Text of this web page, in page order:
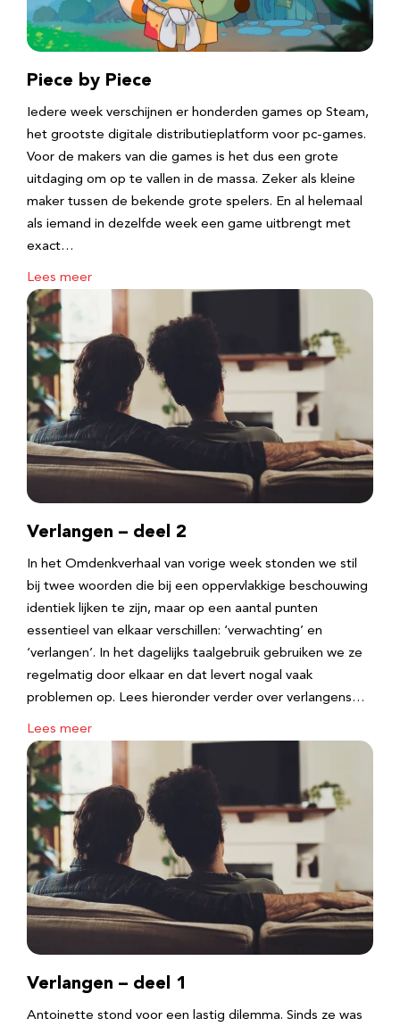
Piece by Piece
Iedere week verschijnen er honderden games op Steam,
het grootste digitale distributieplatform voor pc-games.
Voor de makers van die games is het dus een grote
uitdaging om op te vallen in de massa. Zeker als kleine
maker tussen de bekende grote spelers. En al helemaal
als iemand in dezelfde week een game uitbrengt met
exact…
Lees meer
Verlangen – deel 2
In het Omdenkverhaal van vorige week stonden we stil
bij twee woorden die bij een oppervlakkige beschouwing
identiek lijken te zijn, maar op een aantal punten
essentieel van elkaar verschillen: ‘verwachting’ en
‘verlangen’. In het dagelijks taalgebruik gebruiken we ze
regelmatig door elkaar en dat levert nogal vaak
problemen op. Lees hieronder verder over verlangens…
Lees meer
Verlangen – deel 1
Antoinette stond voor een lastig dilemma. Sinds ze was